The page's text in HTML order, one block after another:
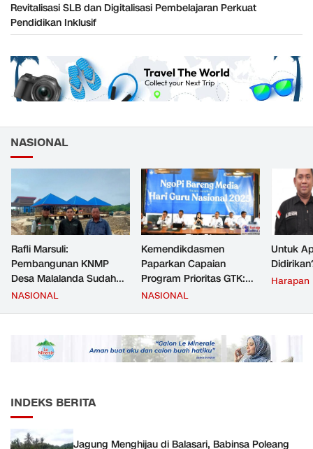
Revitalisasi SLB dan Digitalisasi Pembelajaran Perkuat
Pendidikan Inklusif
NASIONAL
Rafli Marsuli:
Pembangunan KNMP
Desa Malalanda Sudah
Mencapai 69 Persen dan
JMD dan JMF
NASIONAL
Kemendikdasmen
Paparkan Capaian
Program Prioritas GTK:
Kompetensi Meningkat,
NASIONAL
Untuk
Harapan
INDEKS BERITA
Jagung Menghijau di Balasari, Babinsa Poleang